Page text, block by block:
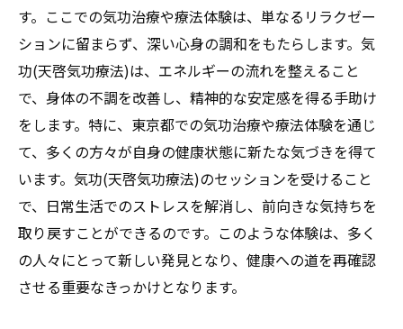
す。ここでの気功治療や療法体験は、単なるリラクゼー
ションに留まらず、深い心身の調和をもたらします。気
功(天啓気功療法)は、エネルギーの流れを整えること
で、身体の不調を改善し、精神的な安定感を得る手助け
をします。特に、東京都での気功治療や療法体験を通じ
て、多くの方々が自身の健康状態に新たな気づきを得て
います。気功(天啓気功療法)のセッションを受けること
で、日常生活でのストレスを解消し、前向きな気持ちを
取り戻すことができるのです。このような体験は、多く
の人々にとって新しい発見となり、健康への道を再確認
させる重要なきっかけとなります。